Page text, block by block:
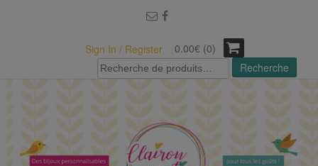
Sign In / Register
0.00€ (0)
Recherche
pour :
Recherche